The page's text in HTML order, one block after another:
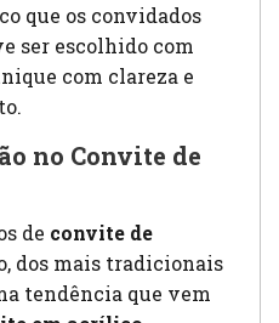
que os convidados
ser escolhido com
com clareza e
no Convite de
de convite de
dos mais tradicionais
tendência que vem